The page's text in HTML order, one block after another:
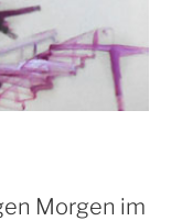
Morgen im